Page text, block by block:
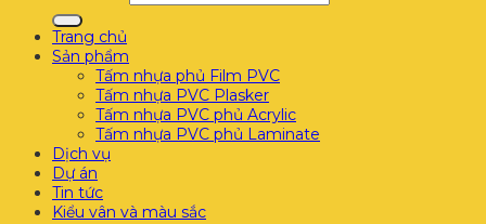
Trang chủ
Sản phẩm
Tấm nhựa phủ Film PVC
Tấm nhựa PVC Plasker
Tấm nhựa PVC phủ Acrylic
Tấm nhựa PVC phủ Laminate
Dịch vụ
Dự án
Tin tức
Kiểu vân và màu sắc